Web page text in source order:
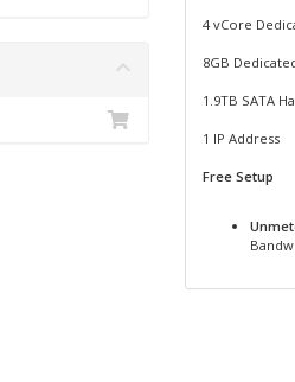
4 vCore
8GB
1.9TB SATA
1 IP Address
Free Setup